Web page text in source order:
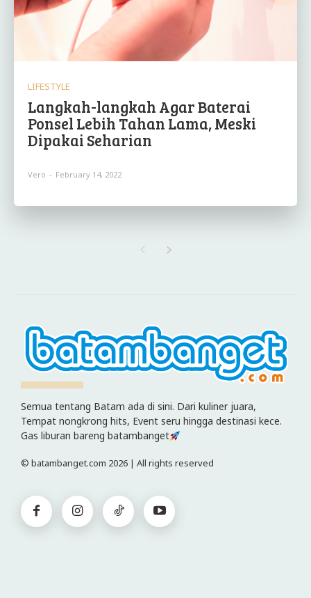
LIFESTYLE
Langkah-langkah Agar Baterai
Ponsel Lebih Tahan Lama, Meski
Dipakai Seharian
Vero - February 14, 2022
Semua tentang Batam ada di sini. Dari kuliner juara,
Tempat nongkrong hits, Event seru hingga destinasi kece.
Gas liburan bareng batambanget
© batambanget.com 2026 | All rights reserved